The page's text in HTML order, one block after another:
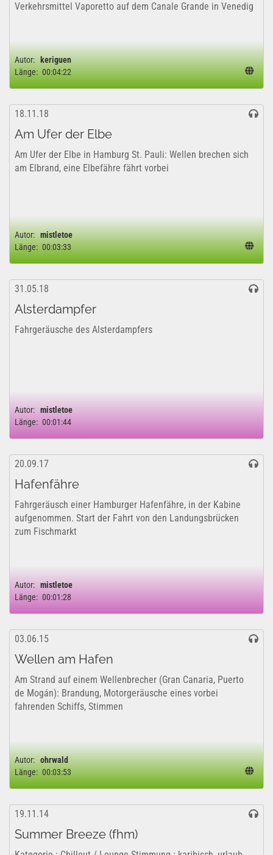
Verkehrsmittel Vaporetto auf dem Canale Grande in Venedig
Autor:
keriguen
Länge: 00:04:22
18.11.18
Am Ufer der Elbe
Am Ufer der Elbe in Hamburg St. Pauli: Wellen brechen sich
am Elbrand, eine Elbefähre fährt vorbei
Autor: mistletoe
Länge: 00:03:33
31.05.18
Alsterdampfer
Fahrgeräusche des Alsterdampfers
Autor: mistletoe
Länge: 00:01:44
20.09.17
Hafenfähre
Fahrgeräusch einer Hamburger Hafenfähre, in der Kabine
aufgenommen. Start der Fahrt von den Landungsbrücken
zum Fischmarkt
Autor: mistletoe
Länge: 00:01:28
03.06.15
Wellen am Hafen
Am Strand auf einem Wellenbrecher (Gran Canaria, Puerto
de Mogán): Brandung, Motorgeräusche eines vorbei
fahrenden Schiffs, Stimmen
Autor: ohrwald
Länge: 00:03:53
19.11.14
Summer Breeze (fhm)